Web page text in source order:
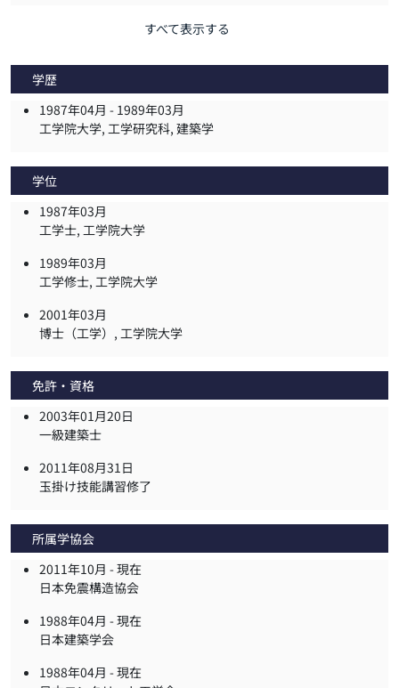
すべて表示する
学歴
1987年04月 - 1989年03月
工学院大学, 工学研究科, 建築学
学位
1987年03月
工学士, 工学院大学
1989年03月
工学修士, 工学院大学
2001年03月
博士（工学）, 工学院大学
免許・資格
2003年01月20日
一級建築士
2011年08月31日
玉掛け技能講習修了
所属学協会
2011年10月 -現在
日本免震構造協会
1988年04月 -現在
日本建築学会
1988年04月 -現在